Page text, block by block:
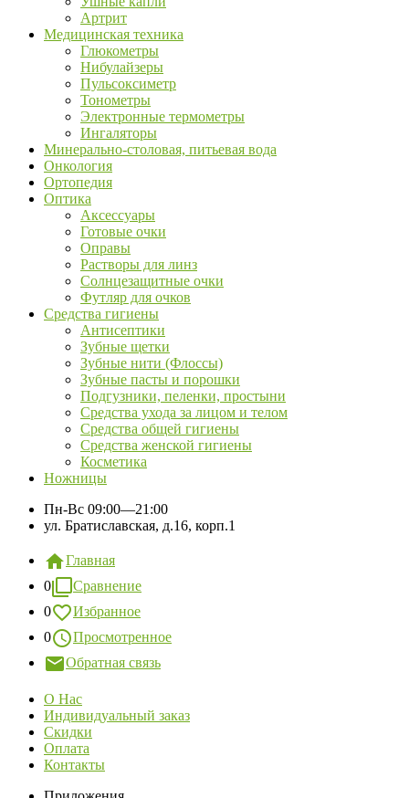
Артрит
Медицинская техника
Глюкометры
Нибулайзеры
Пульсоксиметр
Тонометры
Электронные термометры
Ингаляторы
Минерально-столовая, питьевая вода
Онкология
Ортопедия
Оптика
Аксессуары
Готовые очки
Оправы
Растворы для линз
Солнцезащитные очки
Футляр для очков
Средства гигиены
Антисептики
Зубные щетки
Зубные нити (Флоссы)
Зубные пасты и порошки
Подгузники, пеленки, простыни
Средства ухода за лицом и телом
Средства общей гигиены
Средства женской гигиены
Косметика
Ножницы
Пн-Вс 09:00—21:00
ул. Братиславская, д.16, корп.1
Главная
0
Сравнение
0
Избранное
0
Просмотренное
Обратная связь
О Нас
Индивидуальный заказ
Скидки
Оплата
Контакты